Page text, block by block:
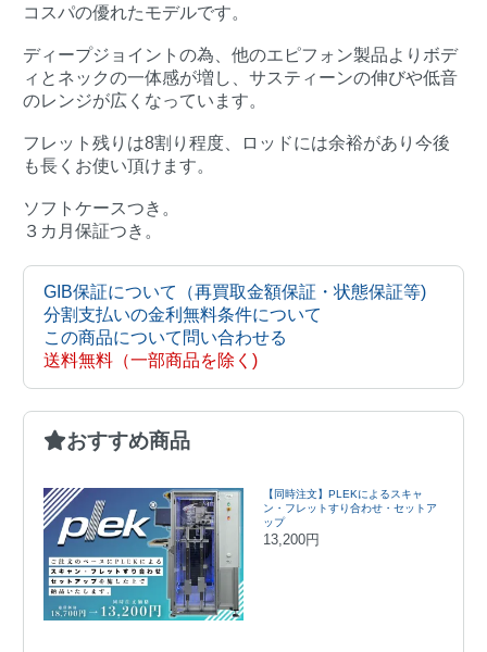
コスパの優れたモデルです。
ディープジョイントの為、他のエピフォン製品よりボデ
ィとネックの一体感が増し、サスティーンの伸びや低音
のレンジが広くなっています。
フレット残りは8割り程度、ロッドには余裕があり今後
も長くお使い頂けます。
ソフトケースつき。
３カ月保証つき。
GIB保証について（再買取金額保証・状態保証等)
分割支払いの金利無料条件について
この商品について問い合わせる
送料無料（一部商品を除く)
おすすめ商品
【同時注文】PLEKによるスキャ
ン・フレットすり合わせ・セットア
ップ
13,200円